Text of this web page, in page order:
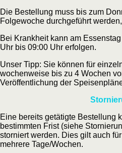
Die Bestellung muss bis zum
Folgewoche durchgeführt
Bei Krankheit kann am
Uhr bis 09:00 Uhr erfolgen.
Unser Tipp: Sie können für
wochenweise bis zu 4 Wochen
Veröffentlichung der
Eine bereits getätigte Bestellung
bestimmten Frist (siehe
storniert werden. Dies gilt auch
mehrere Tage/Wochen.